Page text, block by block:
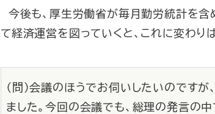
今後も、厚生労働省が毎月勤労統計を含
て経済運営を図っていくと、これに変わり
（問）会議のほうでお伺いしたいのです
ました。今回の会議でも、総理の発言の